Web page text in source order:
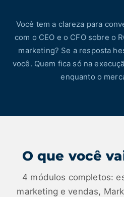
Você tem a clareza para
com o CEO e o CFO sobre o
marketing? Se a resposta
você. Quem fica só na
enquanto o
O que você
4 módulos completos:
marketing e vendas,